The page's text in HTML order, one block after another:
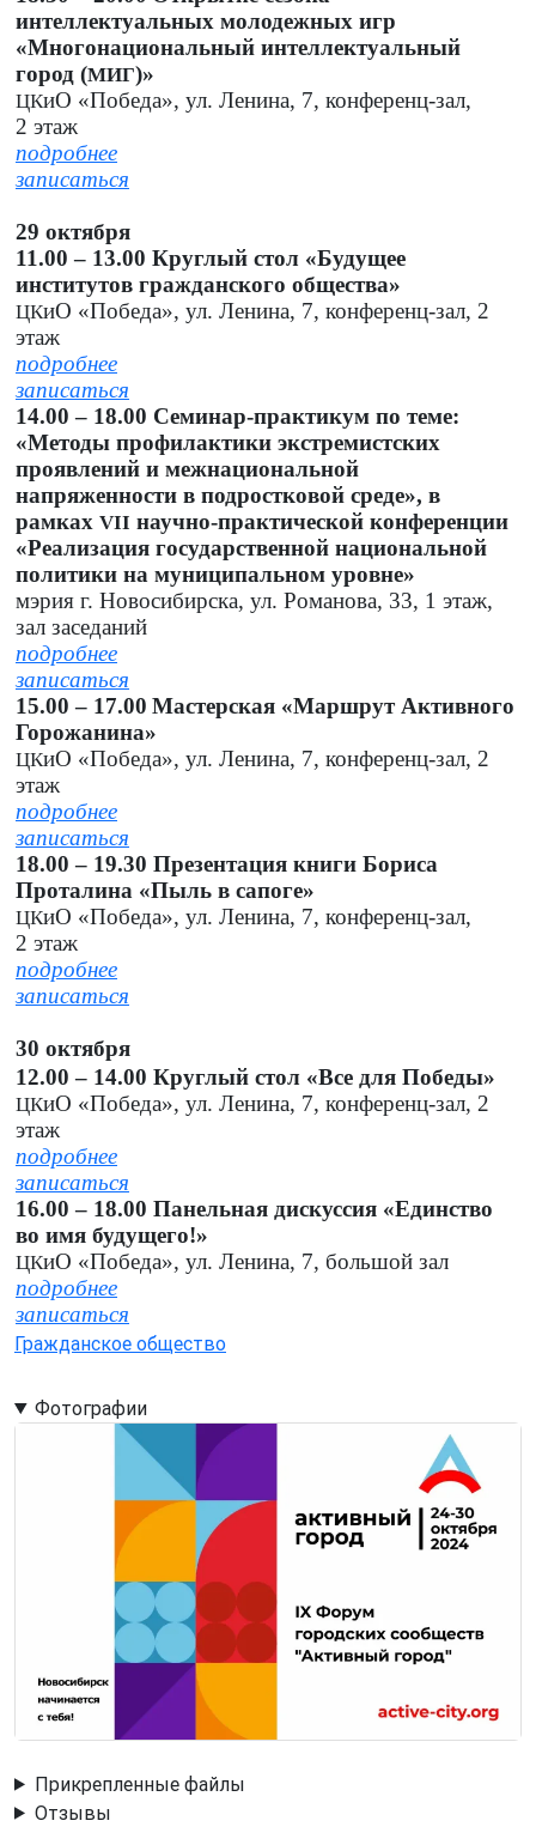
интеллектуальных молодежных игр
«Многонациональный интеллектуальный
город (МИГ)»
ЦКиО «Победа», ул. Ленина, 7, конференц-зал,
2 этаж
подробнее
записаться
29 октября
11.00 – 13.00 Круглый стол «Будущее
институтов гражданского общества»
ЦКиО «Победа», ул. Ленина, 7, конференц-зал, 2
этаж
подробнее
записаться
14.00 – 18.00 Семинар-практикум по теме:
«Методы профилактики экстремистских
проявлений и межнациональной
напряженности в подростковой среде», в
рамках VII научно-практической конференции
«Реализация государственной национальной
политики на муниципальном уровне»
мэрия г. Новосибирска, ул. Романова, 33, 1 этаж,
зал заседаний
подробнее
записаться
15.00 – 17.00 Мастерская «Маршрут Активного
Горожанина»
ЦКиО «Победа», ул. Ленина, 7, конференц-зал, 2
этаж
подробнее
записаться
18.00 – 19.30 Презентация книги Бориса
Проталина «Пыль в сапоге»
ЦКиО «Победа», ул. Ленина, 7, конференц-зал,
2 этаж
подробнее
записаться
30 октября
12.00 – 14.00 Круглый стол «Все для Победы»
ЦКиО «Победа», ул. Ленина, 7, конференц-зал, 2
этаж
подробнее
записаться
16.00 – 18.00 Панельная дискуссия «Единство
во имя будущего!»
ЦКиО «Победа», ул. Ленина, 7, большой зал
подробнее
записаться
Гражданское общество
Фотографии
Прикрепленные файлы
Отзывы